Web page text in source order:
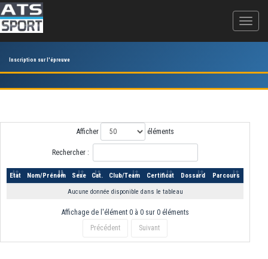
Inscription sur l'épreuve
Afficher éléments
Rechercher :
Etat Nom/Prénom Sexe Cat. Club/Team Certificat Dossard Parcours
Aucune donnée disponible dans le tableau
Affichage de l'élément 0 à 0 sur 0 éléments
Précédent
Suivant